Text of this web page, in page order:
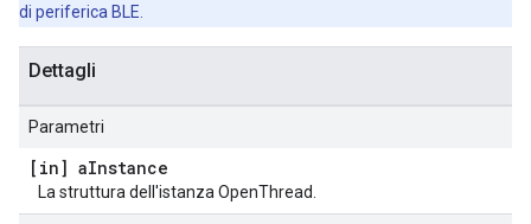
di periferica BLE.
Dettagli
Parametri
[in] aInstance
La struttura dell'istanza OpenThread.